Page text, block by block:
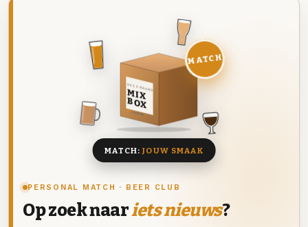
PERSONAL MATCH · BEER CLUB
Op zoek naariets nieuws?
DEZE MAAND
MIX
BOX
8 BIEREN
MATCH
MATCH:JOUW SMAAK